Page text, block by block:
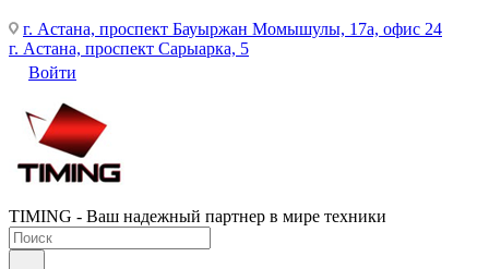
г. Астана, проспект Бауыржан Момышулы, 17а, офис 24
г. Астана, проспект Сарыарка, 5
Войти
TIMING - Ваш надежный партнер в мире техники